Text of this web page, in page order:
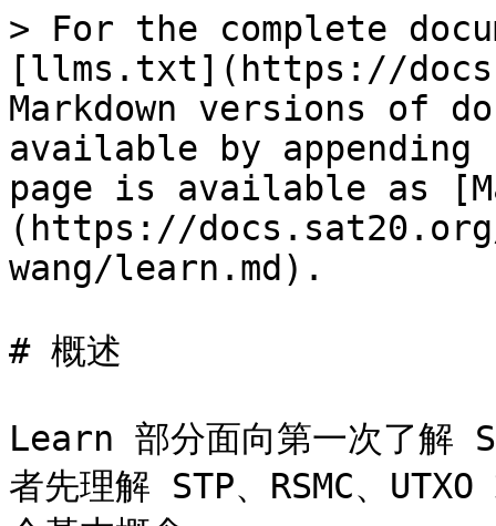
> For the complete
[llms.txt](https://
Markdown versions of
available by
page is available as
(https://
wang/learn.md).
# 概述
Learn 部分面向第一次了解
者先理解 STP、RSMC、